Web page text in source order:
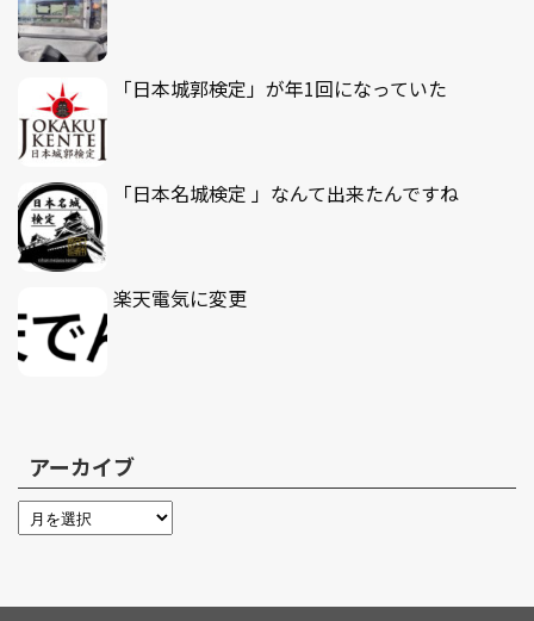
「日本城郭検定」が年1回になっていた
「日本名城検定 」なんて出来たんですね
楽天電気に変更
アーカイブ